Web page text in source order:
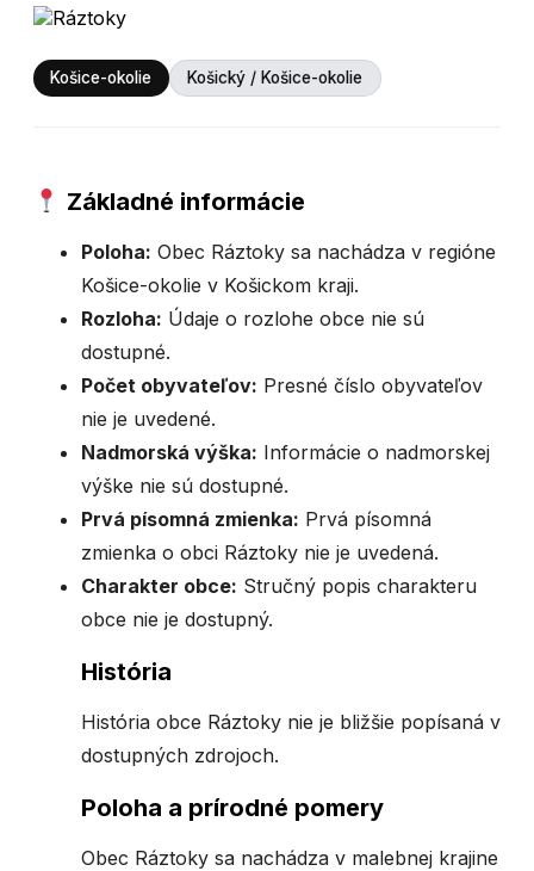
Košice-okolie Košický / Košice-okolie
Základné informácie
Poloha: Obec Ráztoky sa nachádza v regióne
Košice-okolie v Košickom kraji.
Rozloha: Údaje o rozlohe obce nie sú
dostupné.
Počet obyvateľov: Presné číslo obyvateľov
nie je uvedené.
Nadmorská výška: Informácie o nadmorskej
výške nie sú dostupné.
Prvá písomná zmienka: Prvá písomná
zmienka o obci Ráztoky nie je uvedená.
Charakter obce: Stručný popis charakteru
obce nie je dostupný.
História
História obce Ráztoky nie je bližšie popísaná v
dostupných zdrojoch.
Poloha a prírodné pomery
Obec Ráztoky sa nachádza v malebnej krajine